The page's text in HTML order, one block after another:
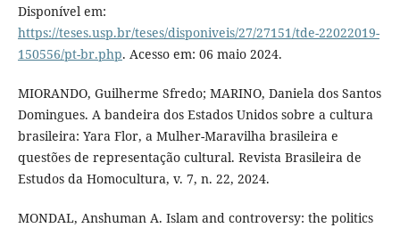
Disponível em:
https://teses.usp.br/teses/disponiveis/27/27151/tde-22022019-
150556/pt-br.php. Acesso em: 06 maio 2024.
MIORANDO, Guilherme Sfredo; MARINO, Daniela dos Santos
Domingues. A bandeira dos Estados Unidos sobre a cultura
brasileira: Yara Flor, a Mulher-Maravilha brasileira e
questões de representação cultural. Revista Brasileira de
Estudos da Homocultura, v. 7, n. 22, 2024.
MONDAL, Anshuman A. Islam and controversy: the politics